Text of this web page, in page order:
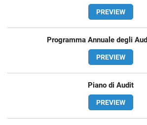
PREVIEW
Programma Annuale degli
PREVIEW
Piano di Audit
PREVIEW